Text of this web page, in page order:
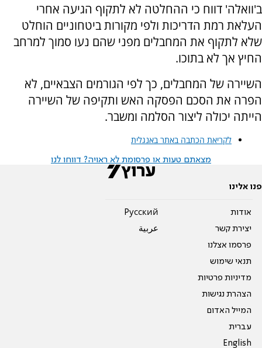
ב'וואלה' דווח כי ההחלטה לא לתקוף הגיעה אחרי
העלאת רמת הדריכות ולפי מקורות ביטחוניים הוחלט
שלא לתקוף את המחבלים מפני שהם נעו סמוך למרחב
החיץ אך לא בתוכו.
השיירה של המחבלים, כך לפי הגורמים הצבאיים, לא
הפרה את הסכם הפסקה האש ותקיפה של השיירה
הייתה יכולה ליצור הסלמה ומשבר.
לקריאת הכתבה באתר באנגלית
מצאתם טעות או פרסומת לא ראויה? דווחו לנו
פנו אלינו
אודות
יצירת קשר
פרסמו אצלנו
תנאי שימוש
מדיניות פרטיות
הצהרת נגישות
המייל האדום
עברית
English
Pусский
عربية